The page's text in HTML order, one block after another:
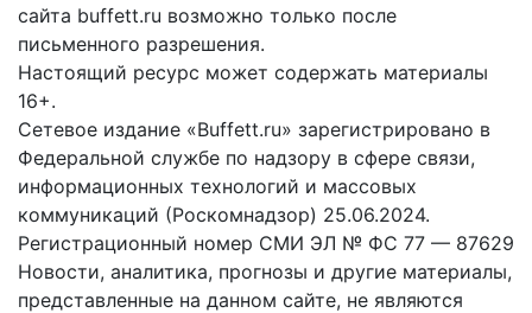
сайта buffett.ru возможно только после
письменного разрешения.
Настоящий ресурс может содержать материалы
16+.
Сетевое издание «Buffett.ru» зарегистрировано в
Федеральной службе по надзору в сфере связи,
информационных технологий и массовых
коммуникаций (Роскомнадзор) 25.06.2024.
Регистрационный номер СМИ ЭЛ № ФС 77 — 87629
Новости, аналитика, прогнозы и другие материалы,
представленные на данном сайте, не являются